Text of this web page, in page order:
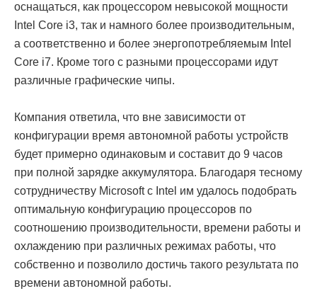
оснащаться, как процессором невысокой мощности
Intel Core i3, так и намного более производительным,
а соответственно и более энергопотребляемым Intel
Core i7. Кроме того с разными процессорами идут
различные графические чипы.
Компания ответила, что вне зависимости от
конфигурации время автономной работы устройств
будет примерно одинаковым и составит до 9 часов
при полной зарядке аккумулятора. Благодаря тесному
сотрудничеству Microsoft с Intel им удалось подобрать
оптимальную конфигурацию процессоров по
соотношению производительности, времени работы и
охлаждению при различных режимах работы, что
собственно и позволило достичь такого результата по
времени автономной работы.